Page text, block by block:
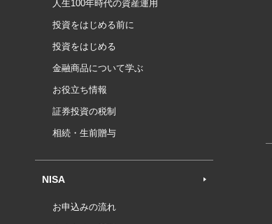
人生100年時代の資産運用
投資をはじめる前に
投資をはじめる
金融商品について学ぶ
お役立ち情報
証券投資の税制
相続・生前贈与
NISA
お申込みの流れ